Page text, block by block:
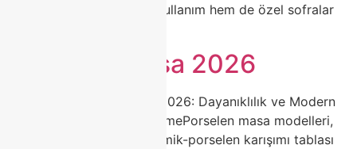
seçenekleri, hem günlük kullanım hem de özel sofralar
Porselen masa 2026
Porselen Masa Modelleri 2026: Dayanıklılık ve Modern
Estetiğin Zirvesi | ClasshomePorselen masa modelleri,
yüksek ısıda pişirilen seramik-porselen karışımı tablası